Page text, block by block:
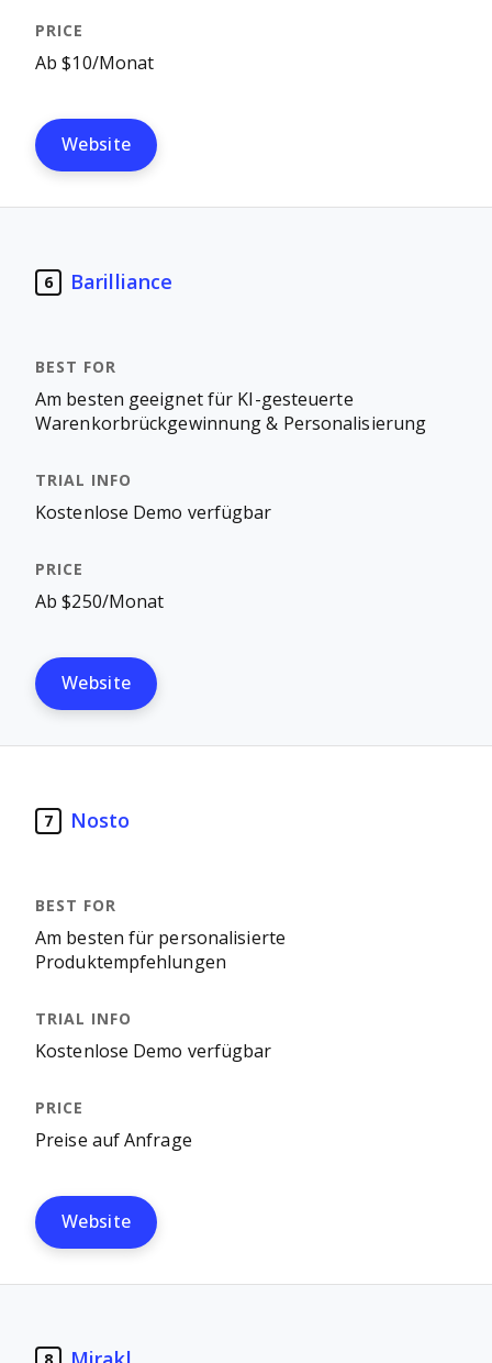
Ab $10/Monat
Website
6 Barilliance
Am besten geeignet für KI-gesteuerte
Warenkorbrückgewinnung & Personalisierung
Kostenlose Demo verfügbar
Ab $250/Monat
Website
7 Nosto
Am besten für personalisierte
Produktempfehlungen
Kostenlose Demo verfügbar
Preise auf Anfrage
Website